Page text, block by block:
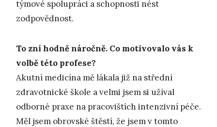
týmové spolupráci a schopnosti nést
zodpovědnost.
To zní hodně náročně. Co motivovalo vás k
volbě této profese?
Akutní medicína mě lákala již na střední
zdravotnické škole a velmi jsem si užíval
odborné praxe na pracovištích intenzivní péče.
Měl jsem obrovské štěstí, že jsem v tomto